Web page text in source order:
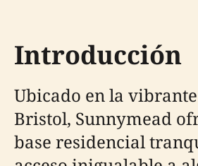
Introducción
Ubicado en la
Bristol, Sunnymead
base residencial